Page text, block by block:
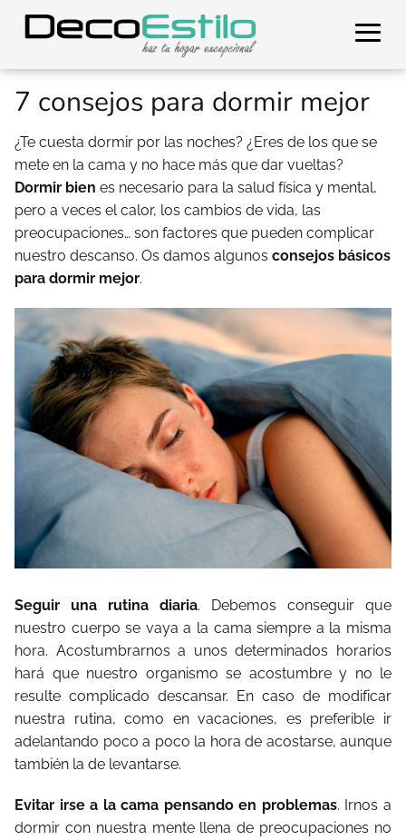
7 consejos para dormir mejor
¿Te cuesta dormir por las noches? ¿Eres de los que se
mete en la cama y no hace más que dar vueltas?
Dormir bien es necesario para la salud física y mental,
pero a veces el calor, los cambios de vida, las
preocupaciones… son factores que pueden complicar
nuestro descanso. Os damos algunos consejos básicos
para dormir mejor.
Seguir una rutina diaria. Debemos conseguir que
nuestro cuerpo se vaya a la cama siempre a la misma
hora. Acostumbrarnos a unos determinados horarios
hará que nuestro organismo se acostumbre y no le
resulte complicado descansar. En caso de modificar
nuestra rutina, como en vacaciones, es preferible ir
adelantando poco a poco la hora de acostarse, aunque
también la de levantarse.
Evitar irse a la cama pensando en problemas. Irnos a
dormir con nuestra mente llena de preocupaciones no